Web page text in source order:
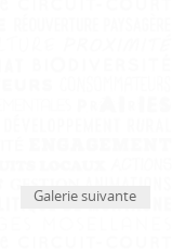
Galerie suivante